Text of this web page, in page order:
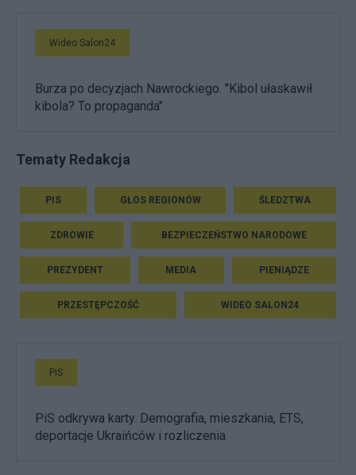
Wideo Salon24
Burza po decyzjach Nawrockiego. "Kibol ułaskawił
kibola? To propaganda"
Tematy Redakcja
PIS GŁOS REGIONÓW ŚLEDZTWA
ZDROWIE BEZPIECZEŃSTWO NARODOWE
PREZYDENT MEDIA PIENIĄDZE
PRZESTĘPCZOŚĆ WIDEO SALON24
PiS
PiS odkrywa karty. Demografia, mieszkania, ETS,
deportacje Ukraińców i rozliczenia